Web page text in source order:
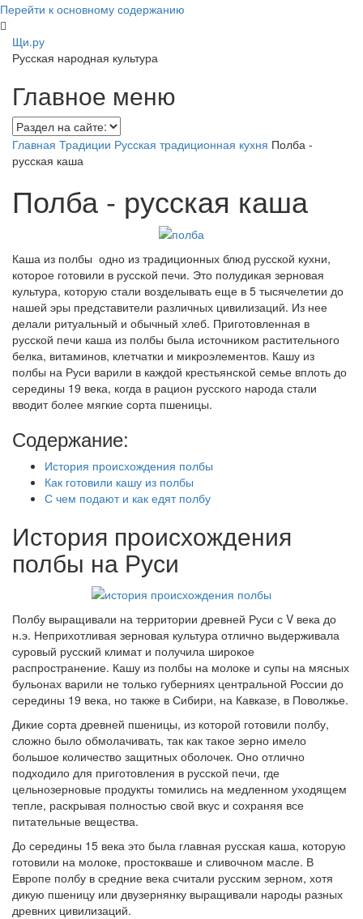
Перейти к основному содержанию
Щи.ру
Русская народная культура
Главное меню
Главная Традиции Русская традиционная кухня Полба -
русская каша
Полба - русская каша
Каша из полбы ­ одно из традиционных блюд русской кухни,
которое готовили в русской печи. Это полудикая зерновая
культура, которую стали возделывать еще в 5 тысячелетии до
нашей эры представители различных цивилизаций. Из нее
делали ритуальный и обычный хлеб. Приготовленная в
русской печи каша из полбы была источником растительного
белка, витаминов, клетчатки и микроэлементов. Кашу из
полбы на Руси варили в каждой крестьянской семье вплоть до
середины 19 века, когда в рацион русского народа стали
вводит более мягкие сорта пшеницы.
Содержание:
История происхождения полбы
Как готовили кашу из полбы
С чем подают и как едят полбу
История происхождения
полбы на Руси
Полбу выращивали на территории древней Руси с V века до
н.э. Неприхотливая зерновая культура отлично выдерживала
суровый русский климат и получила широкое
распространение. Кашу из полбы на молоке и супы на мясных
бульонах варили не только губерниях центральной России до
середины 19 века, но также в Сибири, на Кавказе, в Поволжье.
Дикие сорта древней пшеницы, из которой готовили полбу,
сложно было обмолачивать, так как такое зерно имело
большое количество защитных оболочек. Оно отлично
подходило для приготовления в русской печи, где
цельнозерновые продукты томились на медленном уходящем
тепле, раскрывая полностью свой вкус и сохраняя все
питательные вещества.
До середины 15 века это была главная русская каша, которую
готовили на молоке, простокваше и сливочном масле. В
Европе полбу в средние века считали русским зерном, хотя
дикую пшеницу или двузернянку выращивали народы разных
древних цивилизаций.